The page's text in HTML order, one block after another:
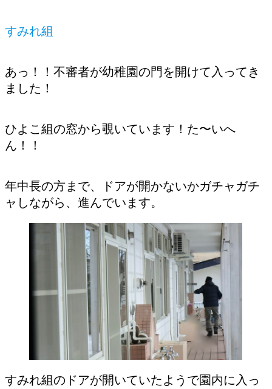
すみれ組
あっ！！不審者が幼稚園の門を開けて入ってき
ました！
ひよこ組の窓から覗いています！た〜いへ
ん！！
年中長の方まで、ドアが開かないかガチャガチ
ャしながら、進んでいます。
すみれ組のドアが開いていたようで園内に入っ